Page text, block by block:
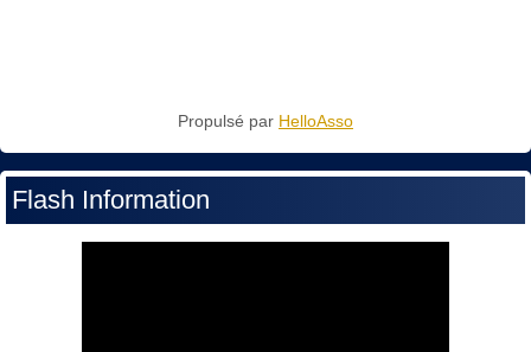
Propulsé par HelloAsso
Flash Information